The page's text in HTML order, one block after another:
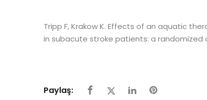
Tripp F, Krakow K. Effects of an aquatic
in subacute stroke patients: a randomized
Paylaş: